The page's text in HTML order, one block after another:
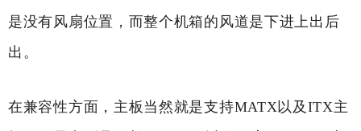
是没有风扇位置，而整个机箱的风道是下进上出后
出。
在兼容性方面，主板当然就是支持MATX以及ITX主